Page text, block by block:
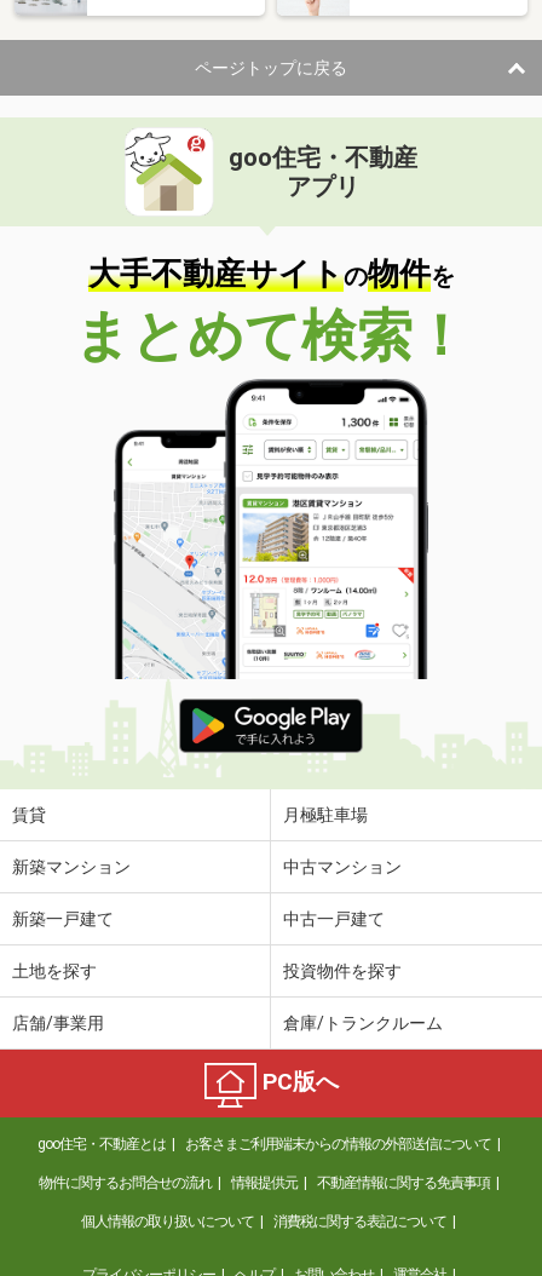
住 所
大分県大分市賀来南２丁目
専有面積 23.69m²
間取り
1K
大分県大分市大在北３
価 格
住 所
大分県大分市大在北３
専有面積 45.72m²
間取り
1LDK
大分県大分市羽屋２丁目
価 格
4.10万円
大分県大分市羽屋２丁目
22.35m²
間取り
1K
大分県大分市羽屋２丁目
価 格
4.10万円
住 所
大分県大分市羽屋２丁目
専有面積 22.35m²
間取り
1K
大分県大分市羽屋３丁目
価 格
3.60万円
住 所
大分県大分市羽屋３丁目
専有面積
大分県大分市南太平寺２丁目
4.70万円
大分県大分市南太平寺３丁目
4.20万円
住 所
大分県大分市南太平寺３丁目
専有面積 22.35m²
間取り
1K
大分県大分市南太平寺２丁目
ページトップに戻る
goo住宅・不動産
アプリ
大手不動産サイトの物件を
まとめて検索！
賃貸 月極駐車場
新築マンション 中古マンション
新築一戸建て 中古一戸建て
土地を探す 投資物件を探す
店舗/事業用 倉庫/トランクルーム
PC版へ
goo住宅・不動産とは お客さまご利用端末からの情報の外部送信について
物件に関するお問合せの流れ 情報提供元 不動産情報に関する免責事項
個人情報の取り扱いについて 消費税に関する表記について